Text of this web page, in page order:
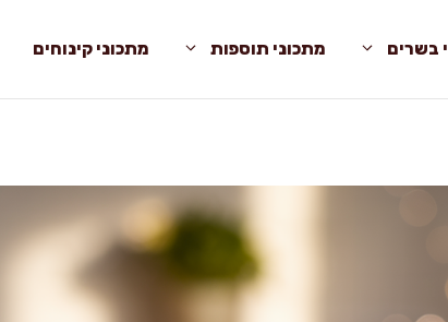
בשרים מתכוני תוספות מתכוני קינוחים